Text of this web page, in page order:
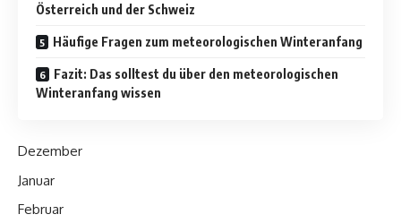
Österreich und der Schweiz
Häufige Fragen zum meteorologischen Winteranfang
Fazit: Das solltest du über den meteorologischen
Winteranfang wissen
Dezember
Januar
Februar